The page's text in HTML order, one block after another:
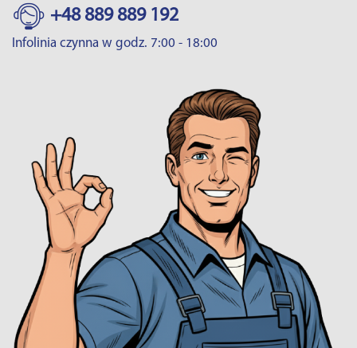
+48 889 889 192
Infolinia czynna w godz. 7:00 - 18:00